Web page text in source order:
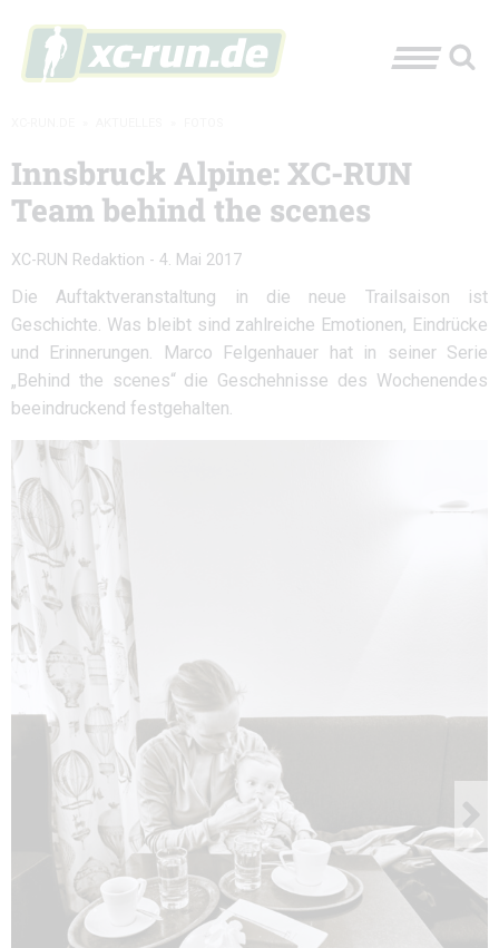
Innsbruck Alpine: XC-RUN
Team behind the scenes
XC-RUN Redaktion - 4. Mai 2017
Die Auftaktveranstaltung in die neue Trailsaison ist
Geschichte. Was bleibt sind zahlreiche Emotionen, Eindrücke
und Erinnerungen. Marco Felgenhauer hat in seiner Serie
„Behind the scenes“ die Geschehnisse des Wochenendes
beeindruckend festgehalten.